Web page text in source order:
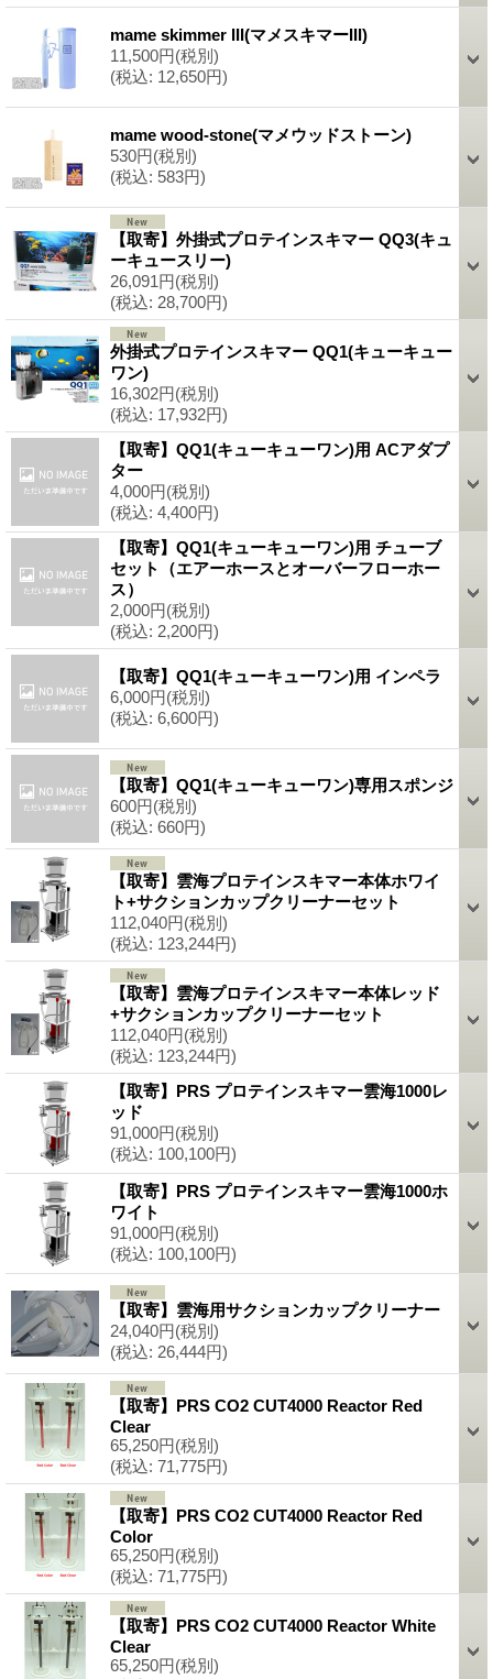
mame skimmer III(マメスキマーIII)
11,500円(税別)
(税込: 12,650円)
mame wood-stone(マメウッドストーン)
530円(税別)
(税込: 583円)
【取寄】外掛式プロテインスキマー QQ3(キュ
ーキュースリー)
26,091円(税別)
(税込: 28,700円)
外掛式プロテインスキマー QQ1(キューキュー
ワン)
16,302円(税別)
(税込: 17,932円)
【取寄】QQ1(キューキューワン)用 ACアダプ
ター
4,000円(税別)
(税込: 4,400円)
【取寄】QQ1(キューキューワン)用 チューブ
セット（エアーホースとオーバーフローホー
ス）
2,000円(税別)
(税込: 2,200円)
【取寄】QQ1(キューキューワン)用 インペラ
6,000円(税別)
(税込: 6,600円)
【取寄】QQ1(キューキューワン)専用スポンジ
600円(税別)
(税込: 660円)
【取寄】雲海プロテインスキマー本体ホワイ
ト+サクションカップクリーナーセット
112,040円(税別)
(税込: 123,244円)
【取寄】雲海プロテインスキマー本体レッド
+サクションカップクリーナーセット
112,040円(税別)
(税込: 123,244円)
【取寄】PRS プロテインスキマー雲海1000レ
ッド
91,000円(税別)
(税込: 100,100円)
【取寄】PRS プロテインスキマー雲海1000ホ
ワイト
91,000円(税別)
(税込: 100,100円)
【取寄】雲海用サクションカップクリーナー
24,040円(税別)
(税込: 26,444円)
【取寄】PRS CO2 CUT4000 Reactor Red
Clear
65,250円(税別)
(税込: 71,775円)
【取寄】PRS CO2 CUT4000 Reactor Red
Color
65,250円(税別)
(税込: 71,775円)
【取寄】PRS CO2 CUT4000 Reactor White
Clear
65,250円(税別)